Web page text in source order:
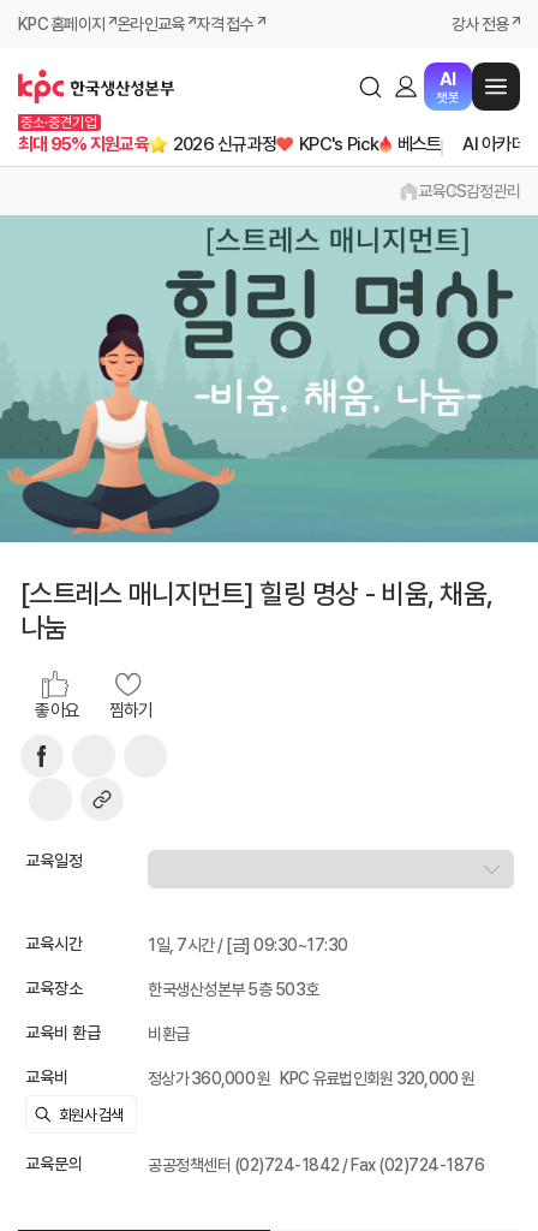
KPC 홈페이지 온라인교육 자격 접수 강사 전용
AI
챗봇
중소·중견기업
최대 95% 지원교육 2026 신규과정 KPC's Pick 베스트 AI 아카데
교육CS감정관리
[스트레스 매니지먼트] 힐링 명상 - 비움, 채움,
나눔
좋아요 찜하기
교육일정
교육시간 1일, 7시간 / [금] 09:30~17:30
교육장소 한국생산성본부 5층 503호
교육비 환급 비환급
교육비 정상가 360,000 원 KPC 유료법인회원 320,000 원
교육문의 공공정책센터 (02)724-1842 / Fax (02)724-1876